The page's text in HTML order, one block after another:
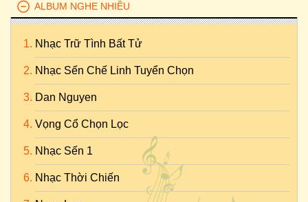
ALBUM NGHE NHIỀU
Nhạc Trữ Tình Bất Tử
Nhạc Sến Chế Linh Tuyển Chọn
Dan Nguyen
Vọng Cổ Chọn Lọc
Nhạc Sến 1
Nhạc Thời Chiến